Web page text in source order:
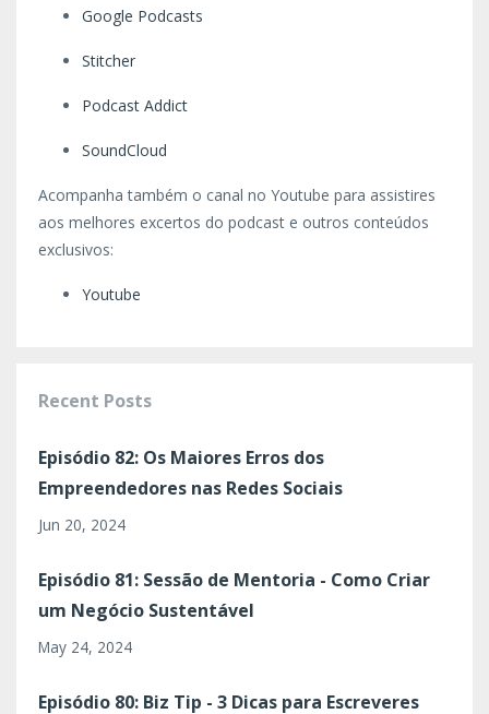
Google Podcasts
Stitcher
Podcast Addict
SoundCloud
Acompanha também o canal no Youtube para assistires
aos melhores excertos do podcast e outros conteúdos
exclusivos:
Youtube
Recent Posts
Episódio 82: Os Maiores Erros dos
Empreendedores nas Redes Sociais
Jun 20, 2024
Episódio 81: Sessão de Mentoria - Como Criar
um Negócio Sustentável
May 24, 2024
Episódio 80: Biz Tip - 3 Dicas para Escreveres